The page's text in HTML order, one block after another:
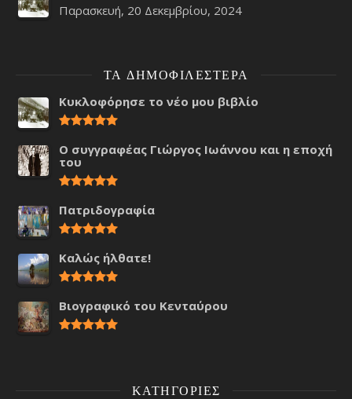
Παρασκευή, 20 Δεκεμβρίου, 2024
ΤΑ ΔΗΜΟΦΙΛΈΣΤΕΡΑ
Κυκλοφόρησε το νέο μου βιβλίο
Ο συγγραφέας Γιώργος Ιωάννου και η εποχή
του
Πατριδογραφία
Καλώς ήλθατε!
Βιογραφικό του Κενταύρου
ΚΑΤΗΓΟΡΊΕΣ